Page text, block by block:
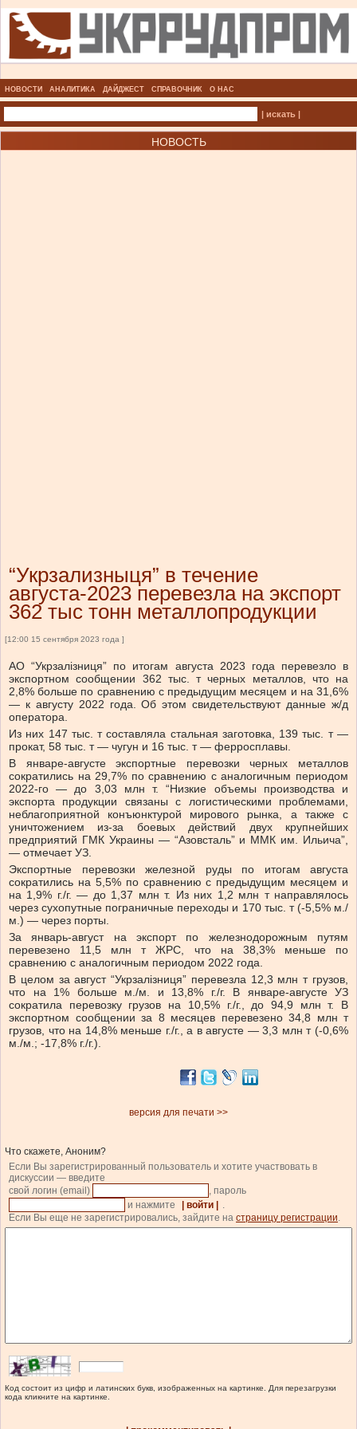
НОВОСТИ АНАЛИТИКА ДАЙДЖЕСТ СПРАВОЧНИК О НАС
| искать |
НОВОСТЬ
“Укрзализныця” в течение
августа-2023 перевезла на экспорт
362 тыс тонн металлопродукции
[12:00 15 сентября 2023 года ]
АО “Укрзалізниця” по итогам августа 2023 года перевезло в
экспортном сообщении 362 тыс. т черных металлов, что на
2,8% больше по сравнению с предыдущим месяцем и на 31,6%
— к августу 2022 года. Об этом свидетельствуют данные ж/д
оператора.
Из них 147 тыс. т составляла стальная заготовка, 139 тыс. т —
прокат, 58 тыс. т — чугун и 16 тыс. т — ферросплавы.
В январе-августе экспортные перевозки черных металлов
сократились на 29,7% по сравнению с аналогичным периодом
2022-го — до 3,03 млн т. “Низкие объемы производства и
экспорта продукции связаны с логистическими проблемами,
неблагоприятной конъюнктурой мирового рынка, а также с
уничтожением из-за боевых действий двух крупнейших
предприятий ГМК Украины — “Азовсталь” и ММК им. Ильича”,
— отмечает УЗ.
Экспортные перевозки железной руды по итогам августа
сократились на 5,5% по сравнению с предыдущим месяцем и
на 1,9% г./г. — до 1,37 млн ​​т. Из них 1,2 млн т направлялось
через сухопутные пограничные переходы и 170 тыс. т (-5,5% м./
м.) — через порты.
За январь-август на экспорт по железнодорожным путям
перевезено 11,5 млн т ЖРС, что на 38,3% меньше по
сравнению с аналогичным периодом 2022 года.
В целом за август “Укрзалізниця” перевезла 12,3 млн т грузов,
что на 1% больше м./м. и 13,8% г./г. В январе-августе УЗ
сократила перевозку грузов на 10,5% г./г., до 94,9 млн т. В
экспортном сообщении за 8 месяцев перевезено 34,8 млн т
грузов, что на 14,8% меньше г./г., а в августе — 3,3 млн т (-0,6%
м./м.; -17,8% г./г.).
версия для печати >>
Что скажете, Аноним?
Если Вы зарегистрированный пользователь и хотите участвовать в
дискуссии — введите
свой логин (email)
, пароль
и нажмите
| войти |
.
Если Вы еще не зарегистрировались, зайдите на страницу регистрации.
Код состоит из цифр и латинских букв, изображенных на картинке. Для перезагрузки
кода кликните на картинке.